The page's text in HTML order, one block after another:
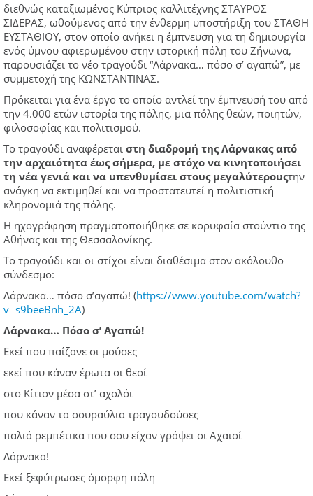
διεθνώς καταξιωμένος Κύπριος καλλιτέχνης ΣΤΑΥΡΟΣ
ΣΙΔΕΡΑΣ, ωθούμενος από την ένθερμη υποστήριξη του ΣΤΑΘΗ
ΕΥΣΤΑΘΙΟΥ, στον οποίο ανήκει η έμπνευση για τη δημιουργία
ενός ύμνου αφιερωμένου στην ιστορική πόλη του Ζήνωνα,
παρουσιάζει το νέο τραγούδι “Λάρνακα… πόσο σ’ αγαπώ”, με
συμμετοχή της ΚΩΝΣΤΑΝΤΙΝΑΣ.
Πρόκειται για ένα έργο το οποίο αντλεί την έμπνευσή του από
την 4.000 ετών ιστορία της πόλης, μια πόλης θεών, ποιητών,
φιλοσοφίας και πολιτισμού.
Το τραγούδι αναφέρεται στη διαδρομή της Λάρνακας από
την αρχαιότητα έως σήμερα, με στόχο να κινητοποιήσει
τη νέα γενιά και να υπενθυμίσει στους μεγαλύτερουςτην
ανάγκη να εκτιμηθεί και να προστατευτεί η πολιτιστική
κληρονομιά της πόλης.
Η ηχογράφηση πραγματοποιήθηκε σε κορυφαία στούντιο της
Αθήνας και της Θεσσαλονίκης.
Το τραγούδι και οι στίχοι είναι διαθέσιμα στον ακόλουθο
σύνδεσμο:
Λάρνακα… πόσο σ’αγαπώ! (https://www.youtube.com/watch?
v=s9beeBnh_2A)
Λάρνακα… Πόσο σ’ Αγαπώ!
Εκεί που παίζανε οι μούσες
εκεί που κάναν έρωτα οι θεοί
στο Κίτιον μέσα στ’ αχολόι
που κάναν τα σουραύλια τραγουδούσες
παλιά ρεμπέτικα που σου είχαν γράψει οι Αχαιοί
Λάρνακα!
Εκεί ξεφύτρωσες όμορφη πόλη